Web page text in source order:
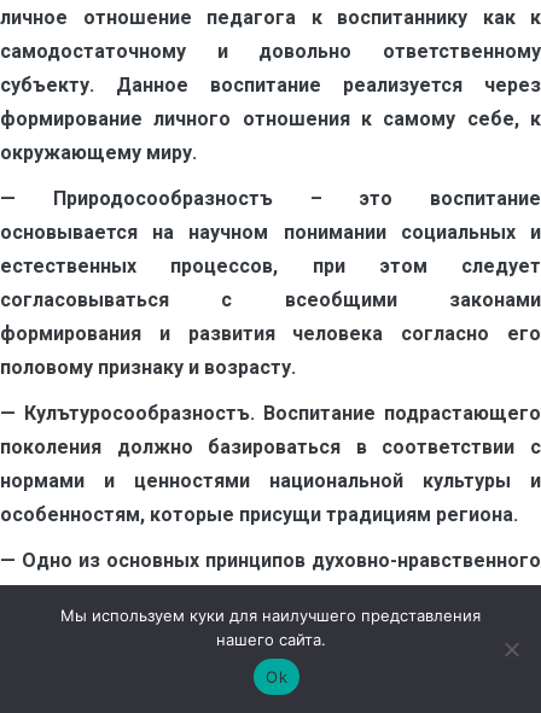
личное отношение педагога к воспитаннику как к
самодостаточному и довольно ответственному
субъекту. Данное воспитание реализуется через
формирование личного отношения к самому себе, к
окружающему миру.
— Природосообразностъ – это воспитание
основывается на научном понимании социальных и
естественных процессов, при этом следует
согласовываться с всеобщими законами
формирования и развития человека согласно его
половому признаку и возрасту.
— Кулътуросообразностъ. Воспитание подрастающего
поколения должно базироваться в соответствии с
нормами и ценностями национальной культуры и
особенностям, которые присущи традициям региона.
— Одно из основных принципов духовно-нравственного
признании правила — «Сторонись зла и сотвори доброе
Мы используем куки для наилучшего представления
нашего сайта.
Ok